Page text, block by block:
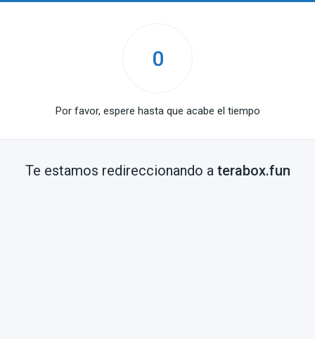
0
Por favor, espere hasta que acabe el tiempo
Te estamos redireccionando a terabox.fun